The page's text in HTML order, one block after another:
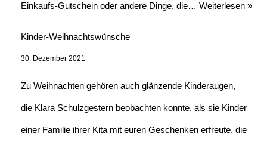
Einkaufs-Gutschein oder andere Dinge, die… Weiterlesen »
Kinder-Weihnachtswünsche
30. Dezember 2021
Zu Weihnachten gehören auch glänzende Kinderaugen,
die Klara Schulzgestern beobachten konnte, als sie Kinder
einer Familie ihrer Kita mit euren Geschenken erfreute, die